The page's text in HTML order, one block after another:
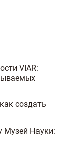
VIAR:
создать
Музей Науки: